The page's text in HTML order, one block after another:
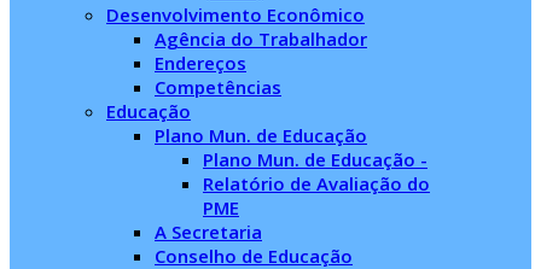
Desenvolvimento Econômico
Agência do Trabalhador
Endereços
Competências
Educação
Plano Mun. de Educação
Plano Mun. de Educação -
Relatório de Avaliação do
PME
A Secretaria
Conselho de Educação